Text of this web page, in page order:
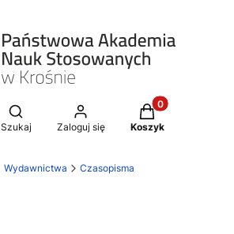
Otwórz wyszukiwarkę
Szukaj Zaloguj się
Produkty w
Koszyk
Wydawnictwa Czasopisma